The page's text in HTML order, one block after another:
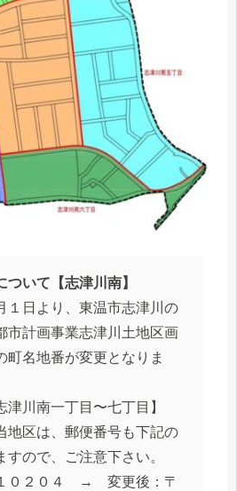
いて【志津川南】
１⽇より、東温市志津川の
市計画事業志津川⼟地区画
町名地番が変更となりま
津川南⼀丁⽬〜七丁⽬】
地区は、郵便番号も下記の
ので、ご注意下さい。
０２０４ → 変更後：〒